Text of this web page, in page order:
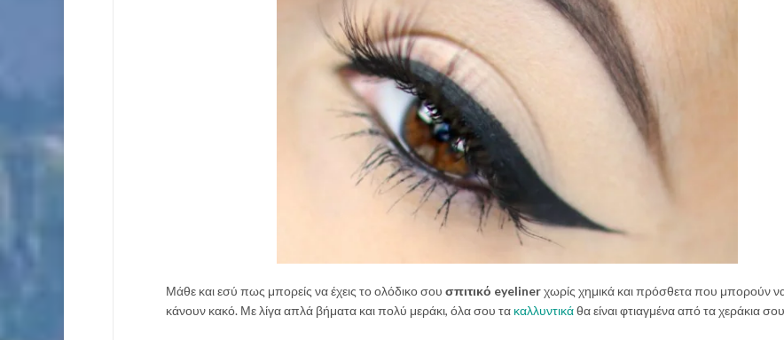
Μάθε και εσύ πως μπορείς να έχεις το ολόδικο σου σπιτικό eyelinerχωρίς χημικά και πρόσθετα που μπορούν
κάνουν κακό. Με λίγα απλά βήματα και πολύ μεράκι, όλα σου τα καλλυντικάθα είναι φτιαγμένα από τα χεράκια